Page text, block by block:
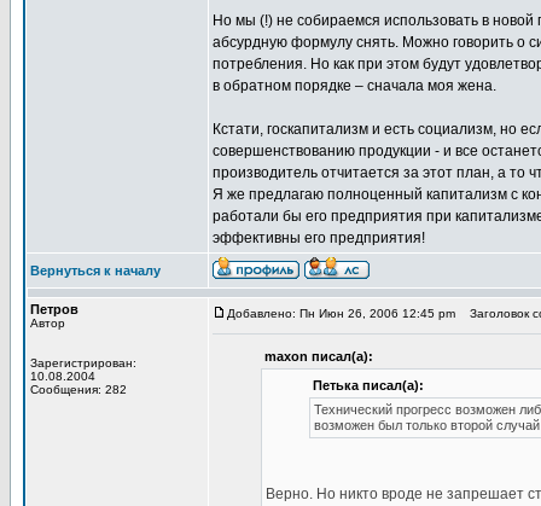
Но мы (!) не собираемся использовать в
абсурдную формулу снять. Можно говорить о
потребления. Но как при этом будут
в обратном порядке – сначала моя жена.
Кстати, госкапитализм и есть социализм, но
совершенствованию продукции - и все
производитель отчитается за этот план, а то
Я же предлагаю полноценный капитализм с
работали бы его предприятия при
эффективны его предприятия!
Вернуться к началу
Петров
Автор
Зарегистрирован:
10.08.2004
Сообщения: 282
Добавлено: Пн Июн 26, 2006 12:45 pm Заголовок
maxon писал(а):
Петька писал(а):
Технический прогресс возможен
возможен был только второй
Верно. Но никто вроде не запрешает